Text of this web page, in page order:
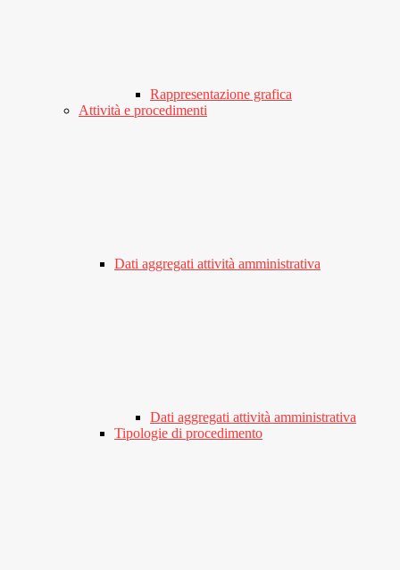
Rappresentazione grafica
Attività e procedimenti
Dati aggregati attività amministrativa
Dati aggregati attività amministrativa
Tipologie di procedimento